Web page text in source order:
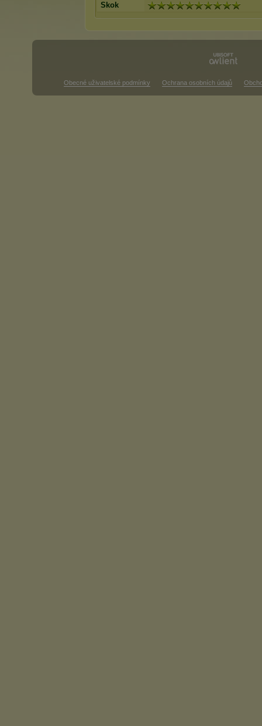
Skok
Obecné uživatelské podmínky Ochrana osobních údajů